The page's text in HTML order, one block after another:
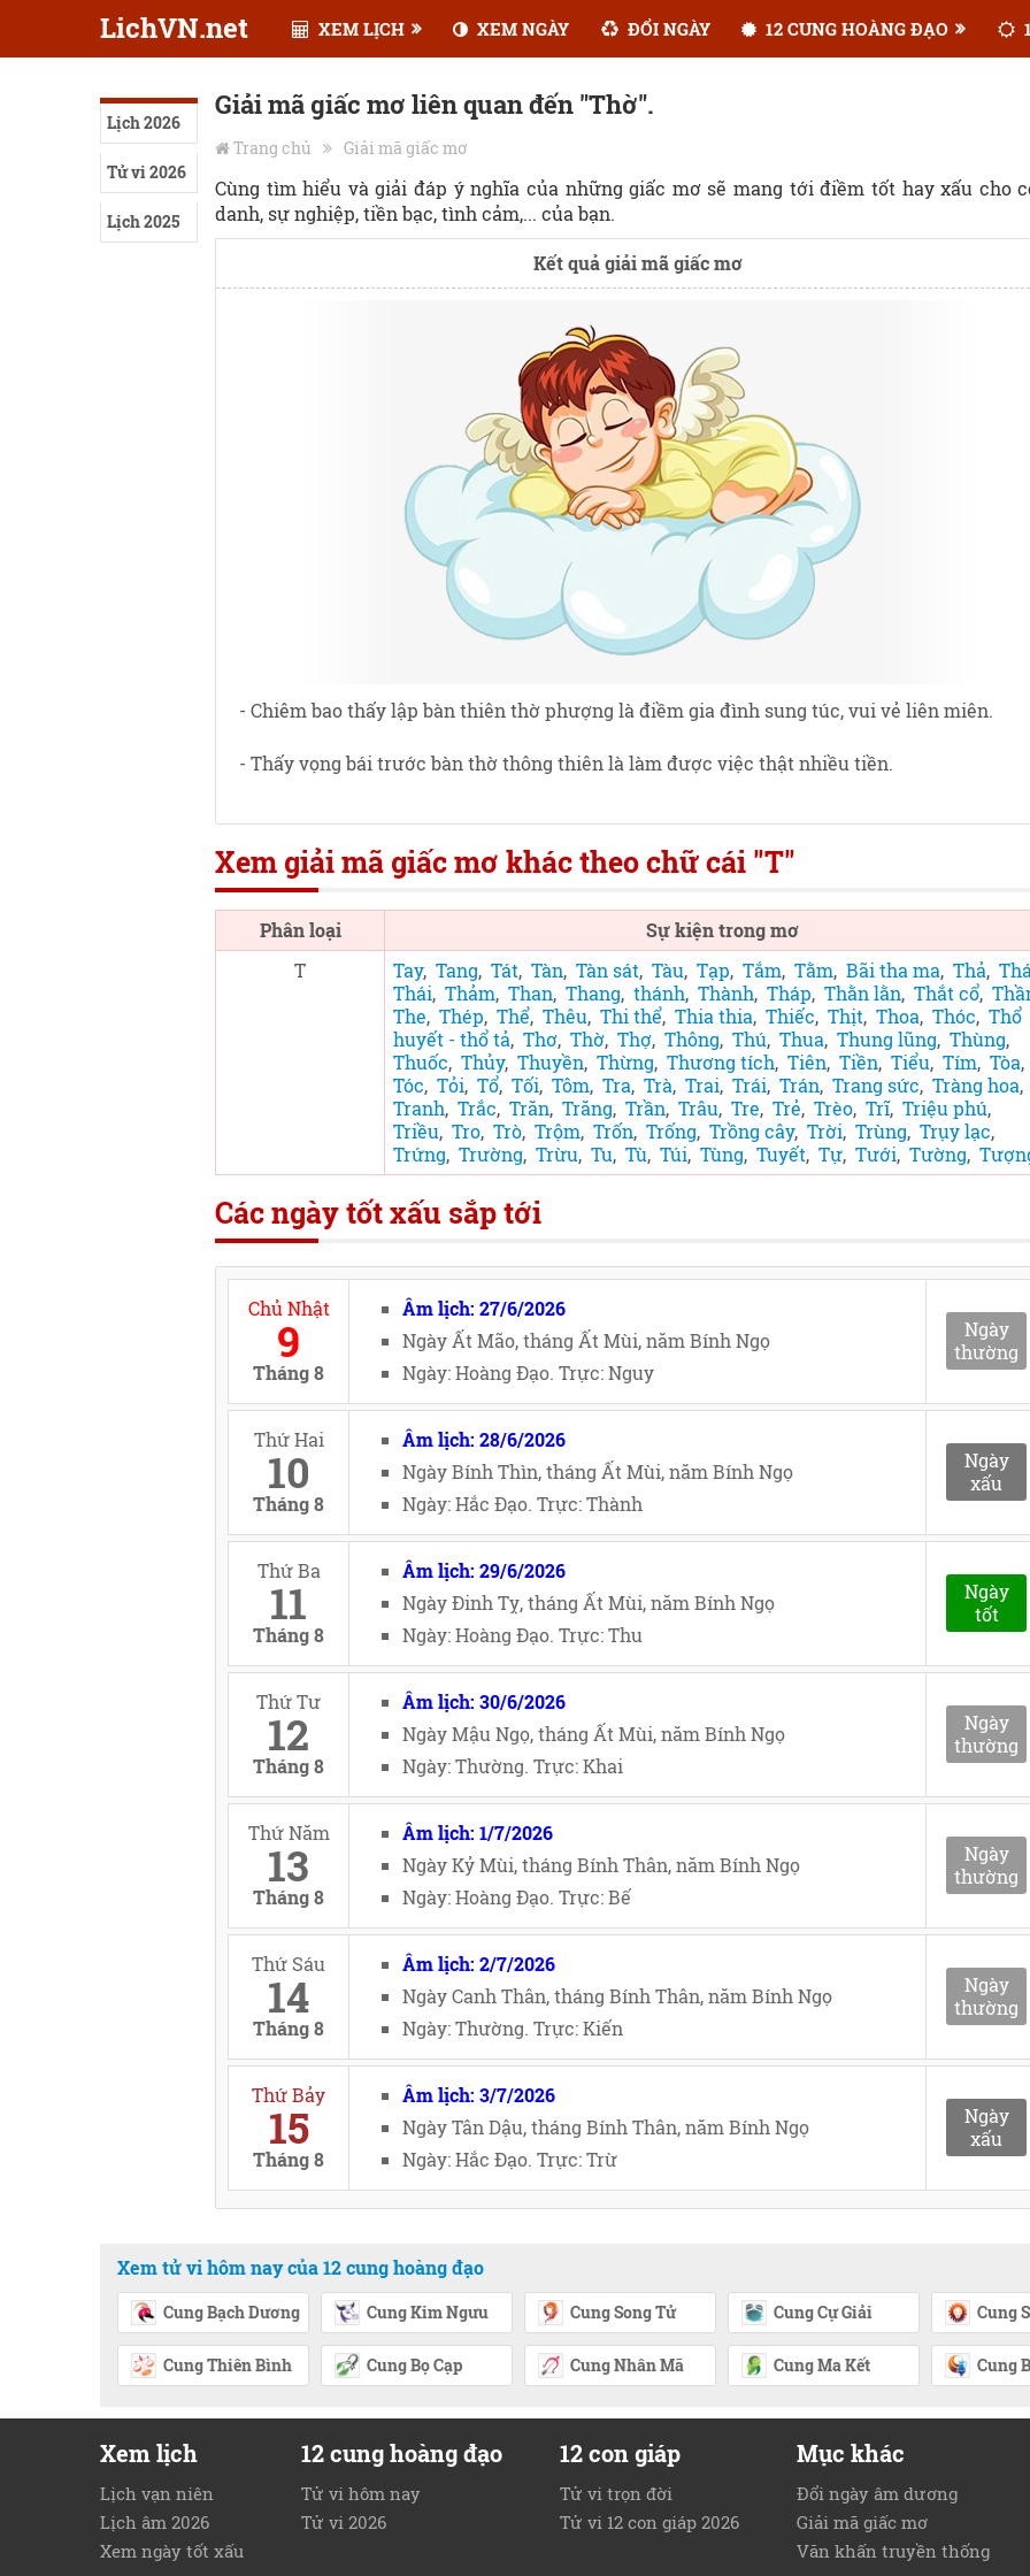
LichVN.net XEM LỊCH XEM NGÀY ĐỔI NGÀY 12 CUNG HOÀNG ĐẠO
Lịch 2026
Tử vi 2026
Lịch 2025
Giải mã giấc mơ liên quan đến "Thờ".
Trang chủ Giải mã giấc mơ
Cùng tìm hiểu và giải đáp ý nghĩa của những giấc mơ sẽ mang tới điềm tốt hay xấu cho
danh, sự nghiệp, tiền bạc, tình cảm,... của bạn.
Kết quả giải mã giấc mơ
- Chiêm bao thấy lập bàn thiên thờ phượng là điềm gia đình sung túc, vui vẻ liên miên.
- Thấy vọng bái trước bàn thờ thông thiên là làm được việc thật nhiều tiền.
Xem giải mã giấc mơ khác theo chữ cái "T"
Phân loại
Sự kiện trong mơ
T
Tay, Tang, Tát, Tàn, Tàn sát, Tàu, Tạp, Tắm, Tằm, Bãi tha ma, Thả,
Thái, Thảm, Than, Thang, thánh, Thành, Tháp, Thằn lằn, Thắt cổ,
The, Thép, Thể, Thêu, Thi thể, Thia thia, Thiếc, Thịt, Thoa, Thóc, Thổ
huyết - thổ tả, Thơ, Thờ, Thợ, Thông, Thú, Thua, Thung lũng, Thùng,
Thuốc, Thủy, Thuyền, Thừng, Thương tích, Tiên, Tiền, Tiểu, Tím, Tòa,
Tóc, Tỏi, Tổ, Tối, Tôm, Tra, Trà, Trai, Trái, Trán, Trang sức, Tràng hoa,
Tranh, Trắc, Trăn, Trăng, Trần, Trâu, Tre, Trẻ, Trèo, Trĩ, Triệu phú,
Triều, Tro, Trò, Trộm, Trốn, Trống, Trồng cây, Trời, Trùng, Trụy lạc,
Trứng, Trường, Trừu, Tu, Tù, Túi, Tùng, Tuyết, Tự, Tưới, Tường,
Các ngày tốt xấu sắp tới
Chủ Nhật
9
Tháng 8
Âm lịch: 27/6/2026
Ngày Ất Mão, tháng Ất Mùi, năm Bính Ngọ
Ngày: Hoàng Đạo. Trực: Nguy
Ngày
thường
Thứ Hai
10
Tháng 8
Âm lịch: 28/6/2026
Ngày Bính Thìn, tháng Ất Mùi, năm Bính Ngọ
Ngày: Hắc Đạo. Trực: Thành
Ngày
xấu
Thứ Ba
11
Tháng 8
Âm lịch: 29/6/2026
Ngày Đinh Tỵ, tháng Ất Mùi, năm Bính Ngọ
Ngày: Hoàng Đạo. Trực: Thu
Ngày
tốt
Thứ Tư
12
Tháng 8
Âm lịch: 30/6/2026
Ngày Mậu Ngọ, tháng Ất Mùi, năm Bính Ngọ
Ngày: Thường. Trực: Khai
Ngày
thường
Thứ Năm
13
Tháng 8
Âm lịch: 1/7/2026
Ngày Kỷ Mùi, tháng Bính Thân, năm Bính Ngọ
Ngày: Hoàng Đạo. Trực: Bế
Ngày
thường
Thứ Sáu
14
Tháng 8
Âm lịch: 2/7/2026
Ngày Canh Thân, tháng Bính Thân, năm Bính Ngọ
Ngày: Thường. Trực: Kiến
Ngày
thường
Thứ Bảy
15
Tháng 8
Âm lịch: 3/7/2026
Ngày Tân Dậu, tháng Bính Thân, năm Bính Ngọ
Ngày: Hắc Đạo. Trực: Trừ
Ngày
xấu
Xem tử vi hôm nay của 12 cung hoàng đạo
Cung Bạch Dương Cung Kim Ngưu Cung Song Tử Cung Cự Giải Cung
Cung Thiên Bình Cung Bọ Cạp Cung Nhân Mã Cung Ma Kết Cung
Xem lịch
Lịch vạn niên
Lịch âm 2026
Xem ngày tốt xấu
12 cung hoàng đạo
Tử vi hôm nay
Tử vi 2026
12 con giáp
Tử vi trọn đời
Tử vi 12 con giáp 2026
Mục khác
Đổi ngày âm dương
Giải mã giấc mơ
Văn khấn truyền thống